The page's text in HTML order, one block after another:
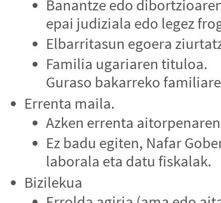
Banantze edo
epai judiziala edo legez
Elbarritasun egoera
Familia ugariaren tituloa.
Guraso bakarreko
Errenta maila.
Azken errenta
Ez badu egiten, Nafar
laborala eta datu fiskalak.
Bizilekua